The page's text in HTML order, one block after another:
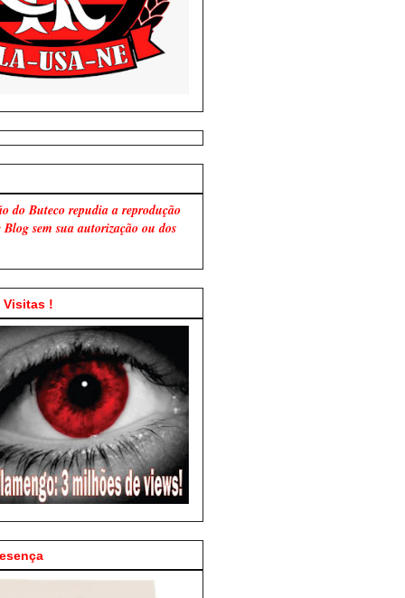
do Buteco repudia a reprodução
Blog sem sua autorização ou dos
Visitas !